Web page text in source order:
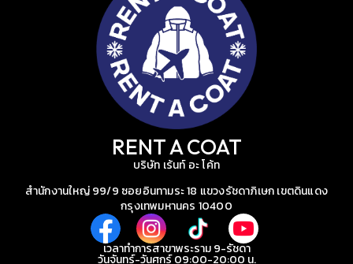
RENT A COAT
บริษัท เร้นท์ อะ โค้ท
สำนักงานใหญ่ 99/9 ซอยอินทามระ 18 แขวงรัชดาภิเษก เขตดินแดง
กรุงเทพมหานคร 10400
เวลาทำการสาขาพระราม 9-รัชดา
วันจันทร์-วันศุกร์ 09:00-20:00 น.